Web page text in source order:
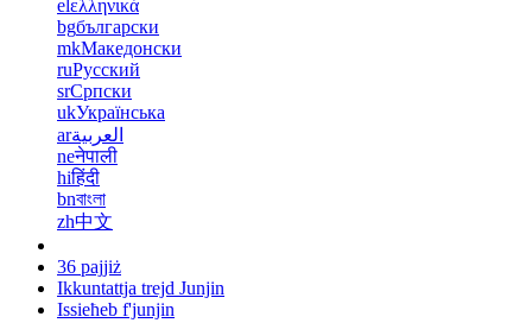
elελληνικά
bgбългарски
mkМакедонски
ruРусский
srСрпски
ukУкраїнська
arالعربية
neनेपाली
hiहिंदी
bnবাংলা
zh中文
36 pajjiż
Ikkuntattja trejd Junjin
Issieħeb f'junjin